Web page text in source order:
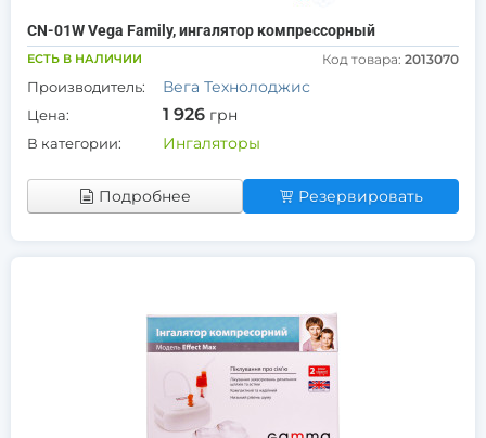
CN-01W Vega Family, ингалятор компрессорный
ЕСТЬ В НАЛИЧИИ Код товара: 2013070
Производитель: Вега Технолоджис
Цена: 1 926 грн
В категории: Ингаляторы
Подробнее Резервировать